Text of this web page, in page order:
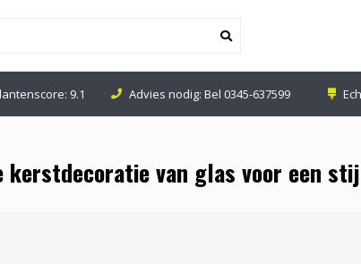
9.1 Advies nodig: Bel 0345-637599
kerstdecoratie van glas voor een